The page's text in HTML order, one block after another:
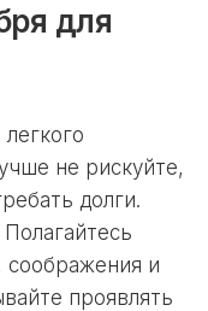
для
не рискуйте,
долги.
соображения и
проявлять